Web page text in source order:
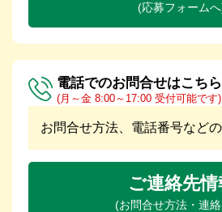
(応募フォーム
電話でのお問合せはこちら
(月～金 8:00～17:00 受付可能です)
お問合せ方法、電話番号など
ご連絡先情
(お問合せ方法・連